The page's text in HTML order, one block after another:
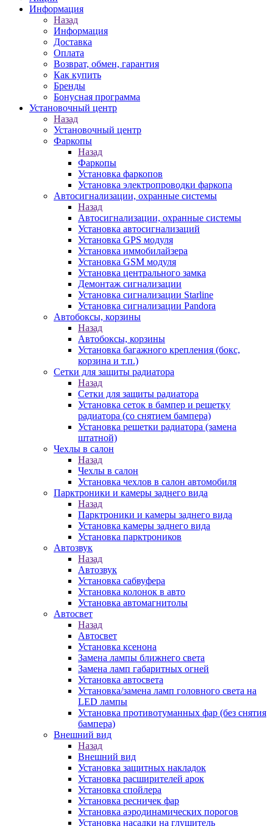
Информация
Назад
Информация
Доставка
Оплата
Возврат, обмен, гарантия
Как купить
Бренды
Бонусная программа
Установочный центр
Назад
Установочный центр
Фаркопы
Назад
Фаркопы
Установка фаркопов
Установка электропроводки фаркопа
Автосигнализации, охранные системы
Назад
Автосигнализации, охранные системы
Установка автосигнализаций
Установка GPS модуля
Установка иммобилайзера
Установка GSM модуля
Установка центрального замка
Демонтаж сигнализации
Установка сигнализации Starline
Установка сигнализации Pandora
Автобоксы, корзины
Назад
Автобоксы, корзины
Установка багажного крепления (бокс,
корзина и т.п.)
Сетки для защиты радиатора
Назад
Сетки для защиты радиатора
Установка сеток в бампер и решетку
радиатора (со снятием бампера)
Установка решетки радиатора (замена
штатной)
Чехлы в салон
Назад
Чехлы в салон
Установка чехлов в салон автомобиля
Парктроники и камеры заднего вида
Назад
Парктроники и камеры заднего вида
Установка камеры заднего вида
Установка парктроников
Автозвук
Назад
Автозвук
Установка сабвуфера
Установка колонок в авто
Установка автомагнитолы
Автосвет
Назад
Автосвет
Установка ксенона
Замена лампы ближнего света
Замена ламп габаритных огней
Установка автосвета
Установка/замена ламп головного света на
LED лампы
Установка противотуманных фар (без снятия
бампера)
Внешний вид
Назад
Внешний вид
Установка защитных накладок
Установка расширителей арок
Установка спойлера
Установка ресничек фар
Установка аэродинамических порогов
Установка насадки на глушитель